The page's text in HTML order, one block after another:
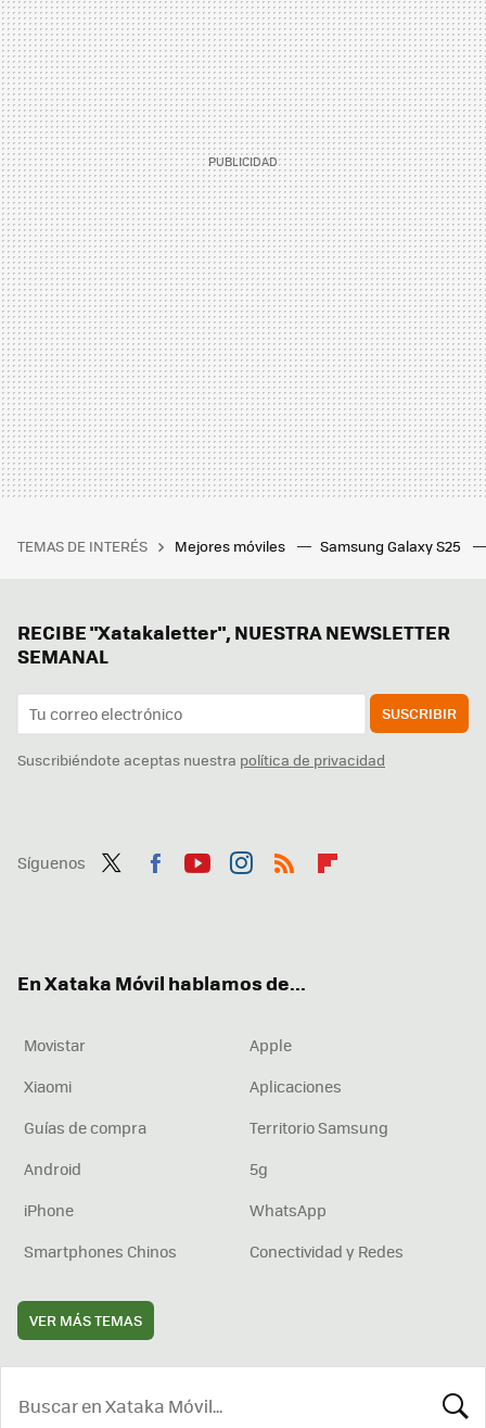
TEMAS DE INTERÉS Mejores móviles Samsung Galaxy S25
RECIBE "Xatakaletter", NUESTRA NEWSLETTER
SEMANAL
SUSCRIBIR
Suscribiéndote aceptas nuestra política de privacidad
Síguenos
En Xataka Móvil hablamos de...
Movistar
Apple
Xiaomi
Aplicaciones
Guías de compra
Territorio Samsung
Android
5g
iPhone
WhatsApp
Smartphones Chinos
Conectividad y Redes
VER MÁS TEMAS